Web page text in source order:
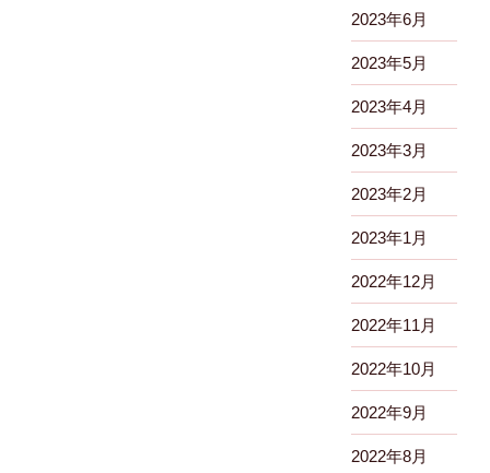
2023年6月
2023年5月
2023年4月
2023年3月
2023年2月
2023年1月
2022年12月
2022年11月
2022年10月
2022年9月
2022年8月